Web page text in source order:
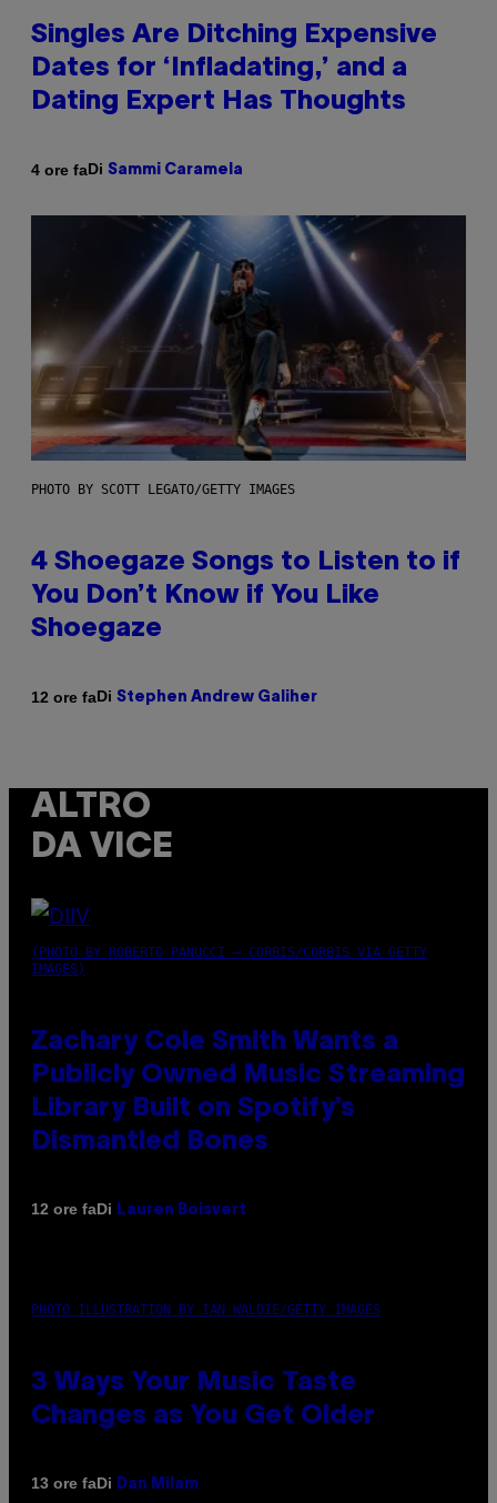
Singles Are Ditching Expensive
Dates for ‘Infladating,’ and a
Dating Expert Has Thoughts
4 ore faDi Sammi Caramela
PHOTO BY SCOTT LEGATO/GETTY IMAGES
4 Shoegaze Songs to Listen to if
You Don’t Know if You Like
Shoegaze
12 ore faDi Stephen Andrew Galiher
ALTRO
DA VICE
(PHOTO BY ROBERTO PANUCCI – CORBIS/CORBIS VIA GETTY
IMAGES)
Zachary Cole Smith Wants a
Publicly Owned Music Streaming
Library Built on Spotify’s
Dismantled Bones
12 ore faDi Lauren Boisvert
PHOTO ILLUSTRATION BY IAN WALDIE/GETTY IMAGES
3 Ways Your Music Taste
Changes as You Get Older
13 ore faDi Dan Milam